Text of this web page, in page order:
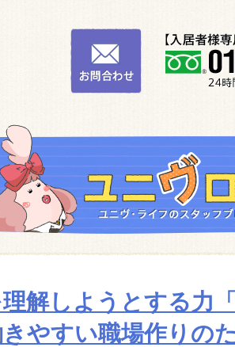
解しようとする力
やすい職場作りの